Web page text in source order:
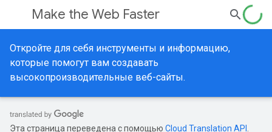
Make the Web Faster
Откройте для себя инструменты и информацию,
которые помогут вам создавать
высокопроизводительные веб-сайты.
Эта страница переведена с помощью Cloud Translation API